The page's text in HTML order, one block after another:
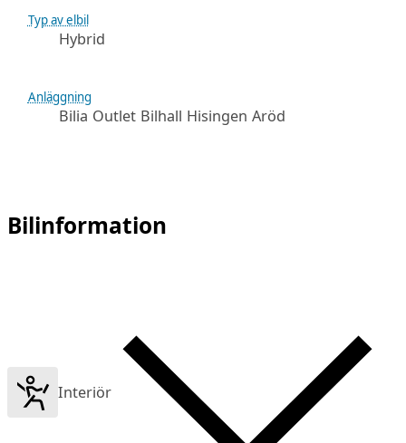
Typ av elbil
Hybrid
Anläggning
Bilia Outlet Bilhall Hisingen Aröd
Bilinformation
Interiör